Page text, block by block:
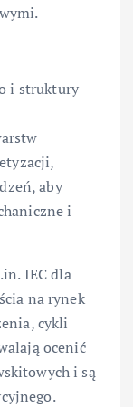
i struktury
aby
i
IEC dla
na rynek
cykli
ocenić
i są